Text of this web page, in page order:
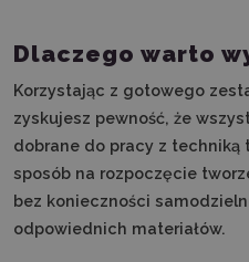
Dlaczego warto
Korzystając z gotowego
zyskujesz pewność, że
dobrane do pracy z techniką
sposób na rozpoczęcie
bez konieczności
odpowiednich materiałów.